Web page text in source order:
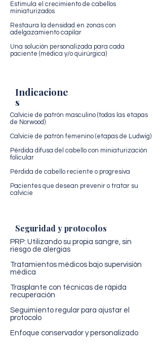
Estimula el crecimiento de cabellos
miniaturizados
Restaura la densidad en zonas con
adelgazamiento capilar
Una solución personalizada para cada
paciente (médica y/o quirúrgica)
Indicacione
s
Calvicie de patrón masculino (todas las etapas
de Norwood)
Calvicie de patrón femenino (etapas de Ludwig)
Pérdida difusa del cabello con miniaturización
folicular
Pérdida de cabello reciente o progresiva
Pacientes que desean prevenir o tratar su
calvicie
Seguridad y protocolos
PRP: Utilizando su propia sangre, sin
riesgo de alergias
Tratamientos médicos bajo supervisión
médica
Trasplante con técnicas de rápida
recuperación
Seguimiento regular para ajustar el
protocolo
Enfoque conservador y personalizado